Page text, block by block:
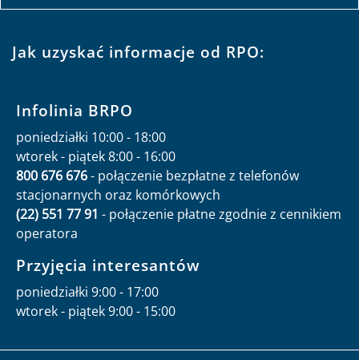
Jak uzyskać informacje od RPO:
Infolinia BRPO
poniedziałki 10:00 - 18:00
wtorek - piątek 8:00 - 16:00
800 676 676- połączenie bezpłatne z telefonów
stacjonarnych oraz komórkowych
(22) 551 77 91 - połączenie płatne zgodnie z cennikiem
operatora
Przyjęcia interesantów
poniedziałki 9:00 - 17:00
wtorek - piątek 9:00 - 15:00